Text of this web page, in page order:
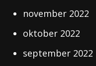
november 2022
oktober 2022
september 2022